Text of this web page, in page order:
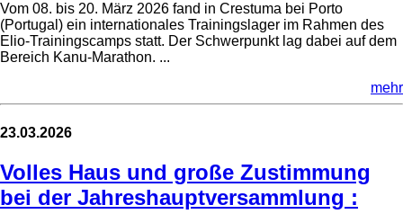
Vom 08. bis 20. März 2026 fand in Crestuma bei Porto
(Portugal) ein internationales Trainingslager im Rahmen des
Elio-Trainingscamps statt. Der Schwerpunkt lag dabei auf dem
Bereich Kanu-Marathon. ...
mehr
23.03.2026
Volles Haus und große Zustimmung
bei der Jahreshauptversammlung :